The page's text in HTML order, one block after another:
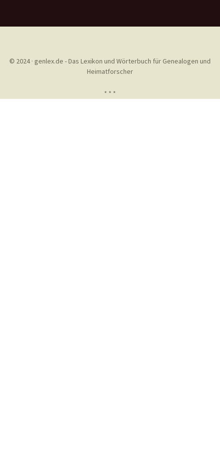
© 2024 · genlex.de - Das Lexikon und Wörterbuch für Genealogen und
Heimatforscher
* * *